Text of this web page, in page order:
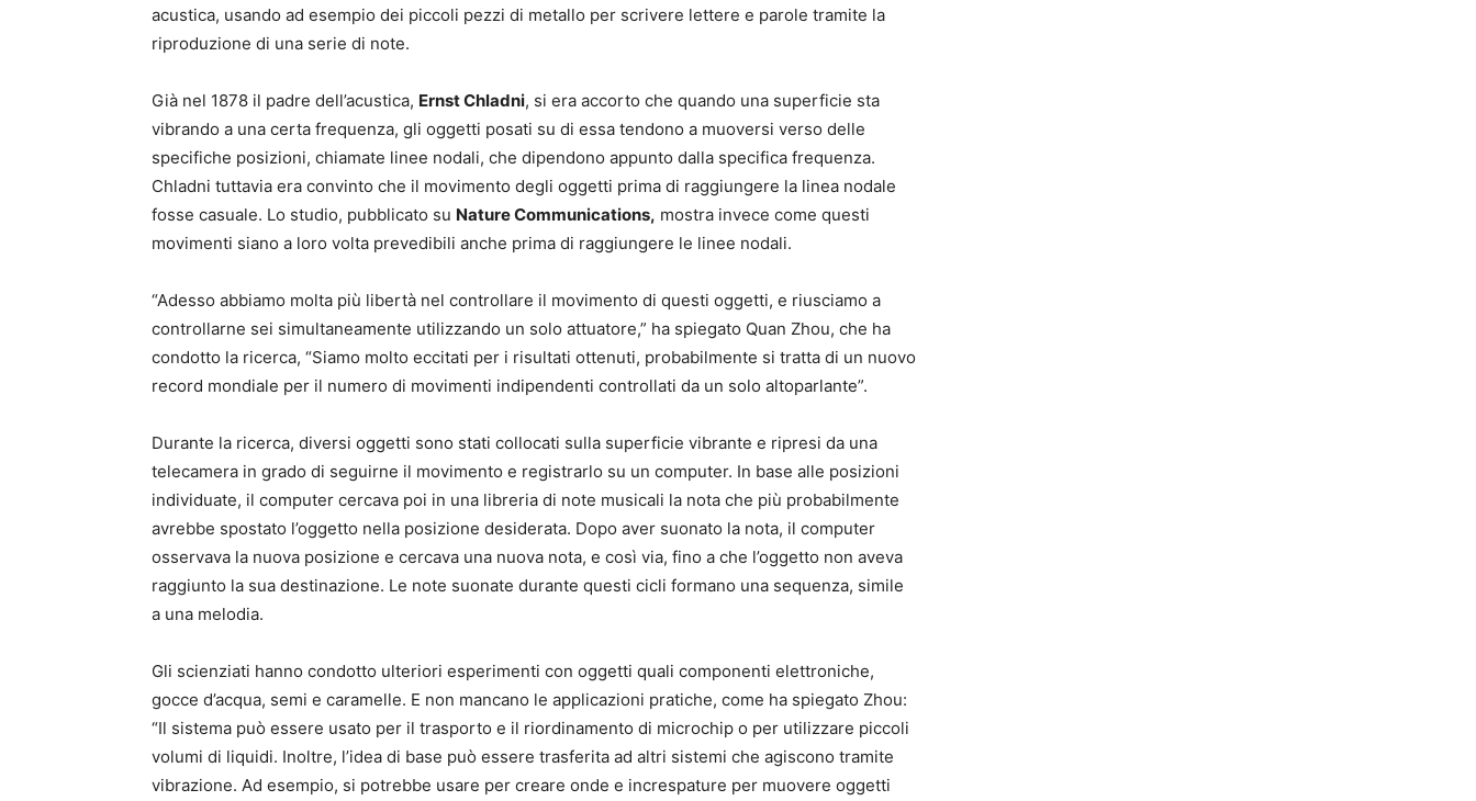
acustica, usando ad esempio dei piccoli pezzi di metallo per scrivere lettere e parole tramite la
riproduzione di una serie di note.
Già nel 1878 il padre dell’acustica, Ernst Chladni, si era accorto che quando una superficie sta
vibrando a una certa frequenza, gli oggetti posati su di essa tendono a muoversi verso delle
specifiche posizioni, chiamate linee nodali, che dipendono appunto dalla specifica frequenza.
Chladni tuttavia era convinto che il movimento degli oggetti prima di raggiungere la linea nodale
fosse casuale. Lo studio, pubblicato su Nature Communications, mostra invece come questi
movimenti siano a loro volta prevedibili anche prima di raggiungere le linee nodali.
“Adesso abbiamo molta più libertà nel controllare il movimento di questi oggetti, e riusciamo a
controllarne sei simultaneamente utilizzando un solo attuatore,” ha spiegato Quan Zhou, che ha
condotto la ricerca, “Siamo molto eccitati per i risultati ottenuti, probabilmente si tratta di un nuovo
record mondiale per il numero di movimenti indipendenti controllati da un solo altoparlante”.
Durante la ricerca, diversi oggetti sono stati collocati sulla superficie vibrante e ripresi da una
telecamera in grado di seguirne il movimento e registrarlo su un computer. In base alle posizioni
individuate, il computer cercava poi in una libreria di note musicali la nota che più probabilmente
avrebbe spostato l’oggetto nella posizione desiderata. Dopo aver suonato la nota, il computer
osservava la nuova posizione e cercava una nuova nota, e così via, fino a che l’oggetto non aveva
raggiunto la sua destinazione. Le note suonate durante questi cicli formano una sequenza, simile
a una melodia.
Gli scienziati hanno condotto ulteriori esperimenti con oggetti quali componenti elettroniche,
gocce d’acqua, semi e caramelle. E non mancano le applicazioni pratiche, come ha spiegato Zhou:
“Il sistema può essere usato per il trasporto e il riordinamento di microchip o per utilizzare piccoli
volumi di liquidi. Inoltre, l’idea di base può essere trasferita ad altri sistemi che agiscono tramite
vibrazione. Ad esempio, si potrebbe usare per creare onde e increspature per muovere oggetti